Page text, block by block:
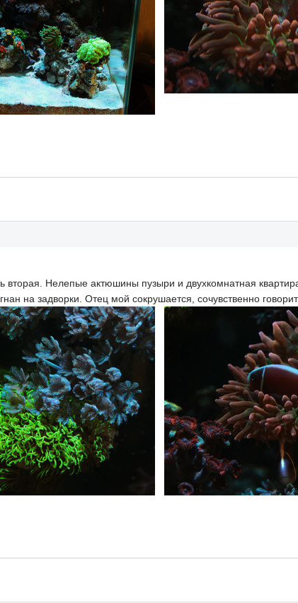
вторая. Нелепые актюшины пузыри и двухкомнатная
на задворки. Отец мой сокрушается, сочувственно